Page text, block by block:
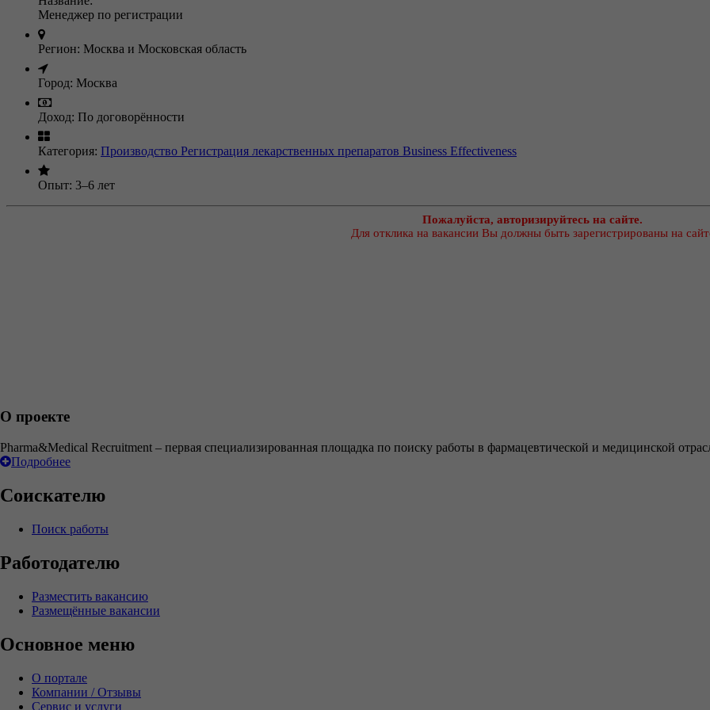
Менеджер по регистрации
Регион: Москва и Московская область
Город: Москва
Доход: По договорённости
Категория: Производство Регистрация лекарственных препаратов Business Effectiveness
Опыт: 3–6 лет
Пожалуйста, авторизируйтесь на сайте.
Для отклика на вакансии Вы должны быть зарегистрированы на
О проекте
Pharma&Medical Recruitment – первая специализированная площадка по поиску работы в фармацевтической и медицинской
Подробнее
Соискателю
Поиск работы
Работодателю
Разместить вакансию
Размещённые вакансии
Основное меню
О портале
Компании / Отзывы
Сервис и услуги